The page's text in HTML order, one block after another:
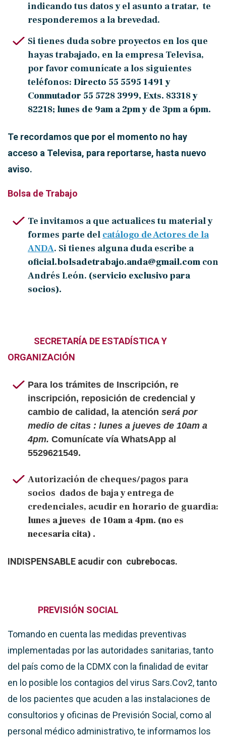
indicando tus datos y el asunto a tratar, te
responderemos a la brevedad.
Si tienes duda sobre proyectos en los que
hayas trabajado, en la empresaTelevisa,
por favor comunícate a los siguientes
teléfonos: Directo 55 5595 1491 y
Conmutador 55 5728 3999, Exts. 83318 y
82218; lunes de 9am a 2pm y de 3pm a 6pm.
Te recordamos que por el momento no hay
acceso a Televisa, para reportarse, hasta nuevo
aviso.
Bolsa de Trabajo
Te invitamos a que actualices tu material y
formes parte del catálogo de Actores de la
ANDA. Si tienes alguna duda escribe a
oficial.bolsadetrabajo.anda@gmail.com con
Andrés León. (servicio exclusivo para
socios).
SECRETARÍA DE ESTADÍSTICA Y
ORGANIZACIÓN
Para los trámites de Inscripción, re
inscripción, reposición de credencial y
cambio de calidad, la atención será por
medio de citas : lunes a jueves de 10am a
4pm. Comunícate vía WhatsApp al
5529621549.
Autorización de cheques/pagos para
socios dados de baja y entrega de
credenciales, acudir en horario de guardia:
lunes a jueves de 10am a 4pm. (no es
necesaria cita) .
INDISPENSABLE acudir con cubrebocas.
PREVISIÓN SOCIAL
Tomando en cuenta las medidas preventivas
implementadas por las autoridades sanitarias, tanto
del país como de la CDMX con la finalidad de evitar
en lo posible los contagios del virus Sars.Cov2, tanto
de los pacientes que acuden a las instalaciones de
consultorios y oficinas de Previsión Social, como al
personal médico administrativo, te informamos los